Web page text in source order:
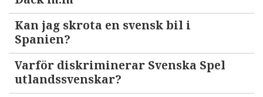
Kan jag skrota en svensk bil i
Spanien?
Varför diskriminerar Svenska Spel
utlandssvenskar?